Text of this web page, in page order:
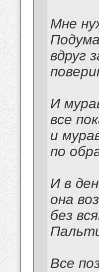
Мне
вдруг
И
все
и
по
И в
она
без
Все